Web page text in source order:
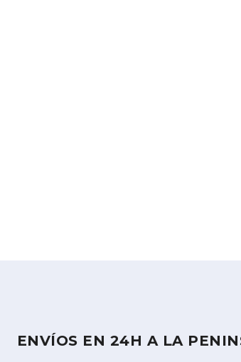
ENVÍOS EN 24H A LA